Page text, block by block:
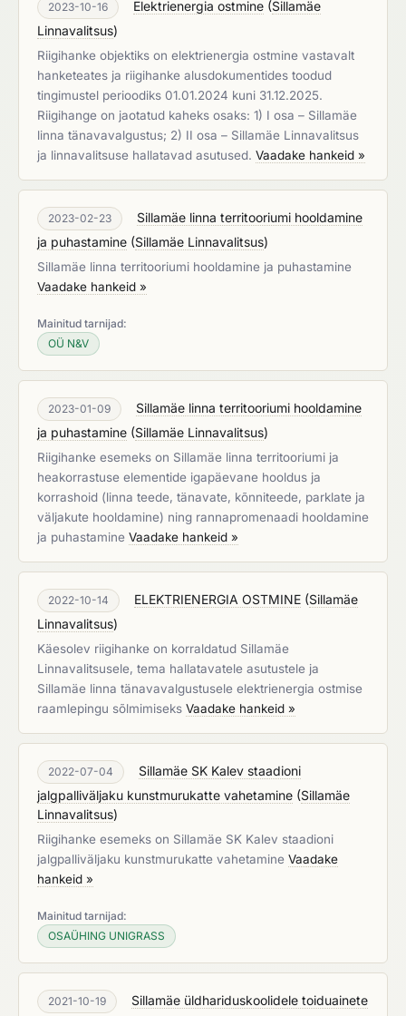
2023-10-16 Elektrienergia ostmine (Sillamäe
Linnavalitsus)
Riigihanke objektiks on elektrienergia ostmine vastavalt
hanketeates ja riigihanke alusdokumentides toodud
tingimustel perioodiks 01.01.2024 kuni 31.12.2025.
Riigihange on jaotatud kaheks osaks: 1) I osa – Sillamäe
linna tänavavalgustus; 2) II osa – Sillamäe Linnavalitsus
ja linnavalitsuse hallatavad asutused. Vaadake hankeid »
2023-02-23
Sillamäe linna territooriumi hooldamine
ja puhastamine (Sillamäe Linnavalitsus)
Sillamäe linna territooriumi hooldamine ja puhastamine
Vaadake hankeid »
Mainitud tarnijad:
OÜ N&V
2023-01-09
Sillamäe linna territooriumi hooldamine
ja puhastamine (Sillamäe Linnavalitsus)
Riigihanke esemeks on Sillamäe linna territooriumi ja
heakorrastuse elementide igapäevane hooldus ja
korrashoid (linna teede, tänavate, kõnniteede, parklate ja
väljakute hooldamine) ning rannapromenaadi hooldamine
ja puhastamine Vaadake hankeid »
2022-10-14 ELEKTRIENERGIA OSTMINE (Sillamäe
Linnavalitsus)
Käesolev riigihanke on korraldatud Sillamäe
Linnavalitsusele, tema hallatavatele asutustele ja
Sillamäe linna tänavavalgustusele elektrienergia ostmise
raamlepingu sõlmimiseks Vaadake hankeid »
2022-07-04
Sillamäe SK Kalev staadioni
jalgpalliväljaku kunstmurukatte vahetamine (Sillamäe
Linnavalitsus)
Riigihanke esemeks on Sillamäe SK Kalev staadioni
jalgpalliväljaku kunstmurukatte vahetamine Vaadake
hankeid »
Mainitud tarnijad:
OSAÜHING UNIGRASS
2021-10-19
Sillamäe üldhariduskoolidele toiduainete